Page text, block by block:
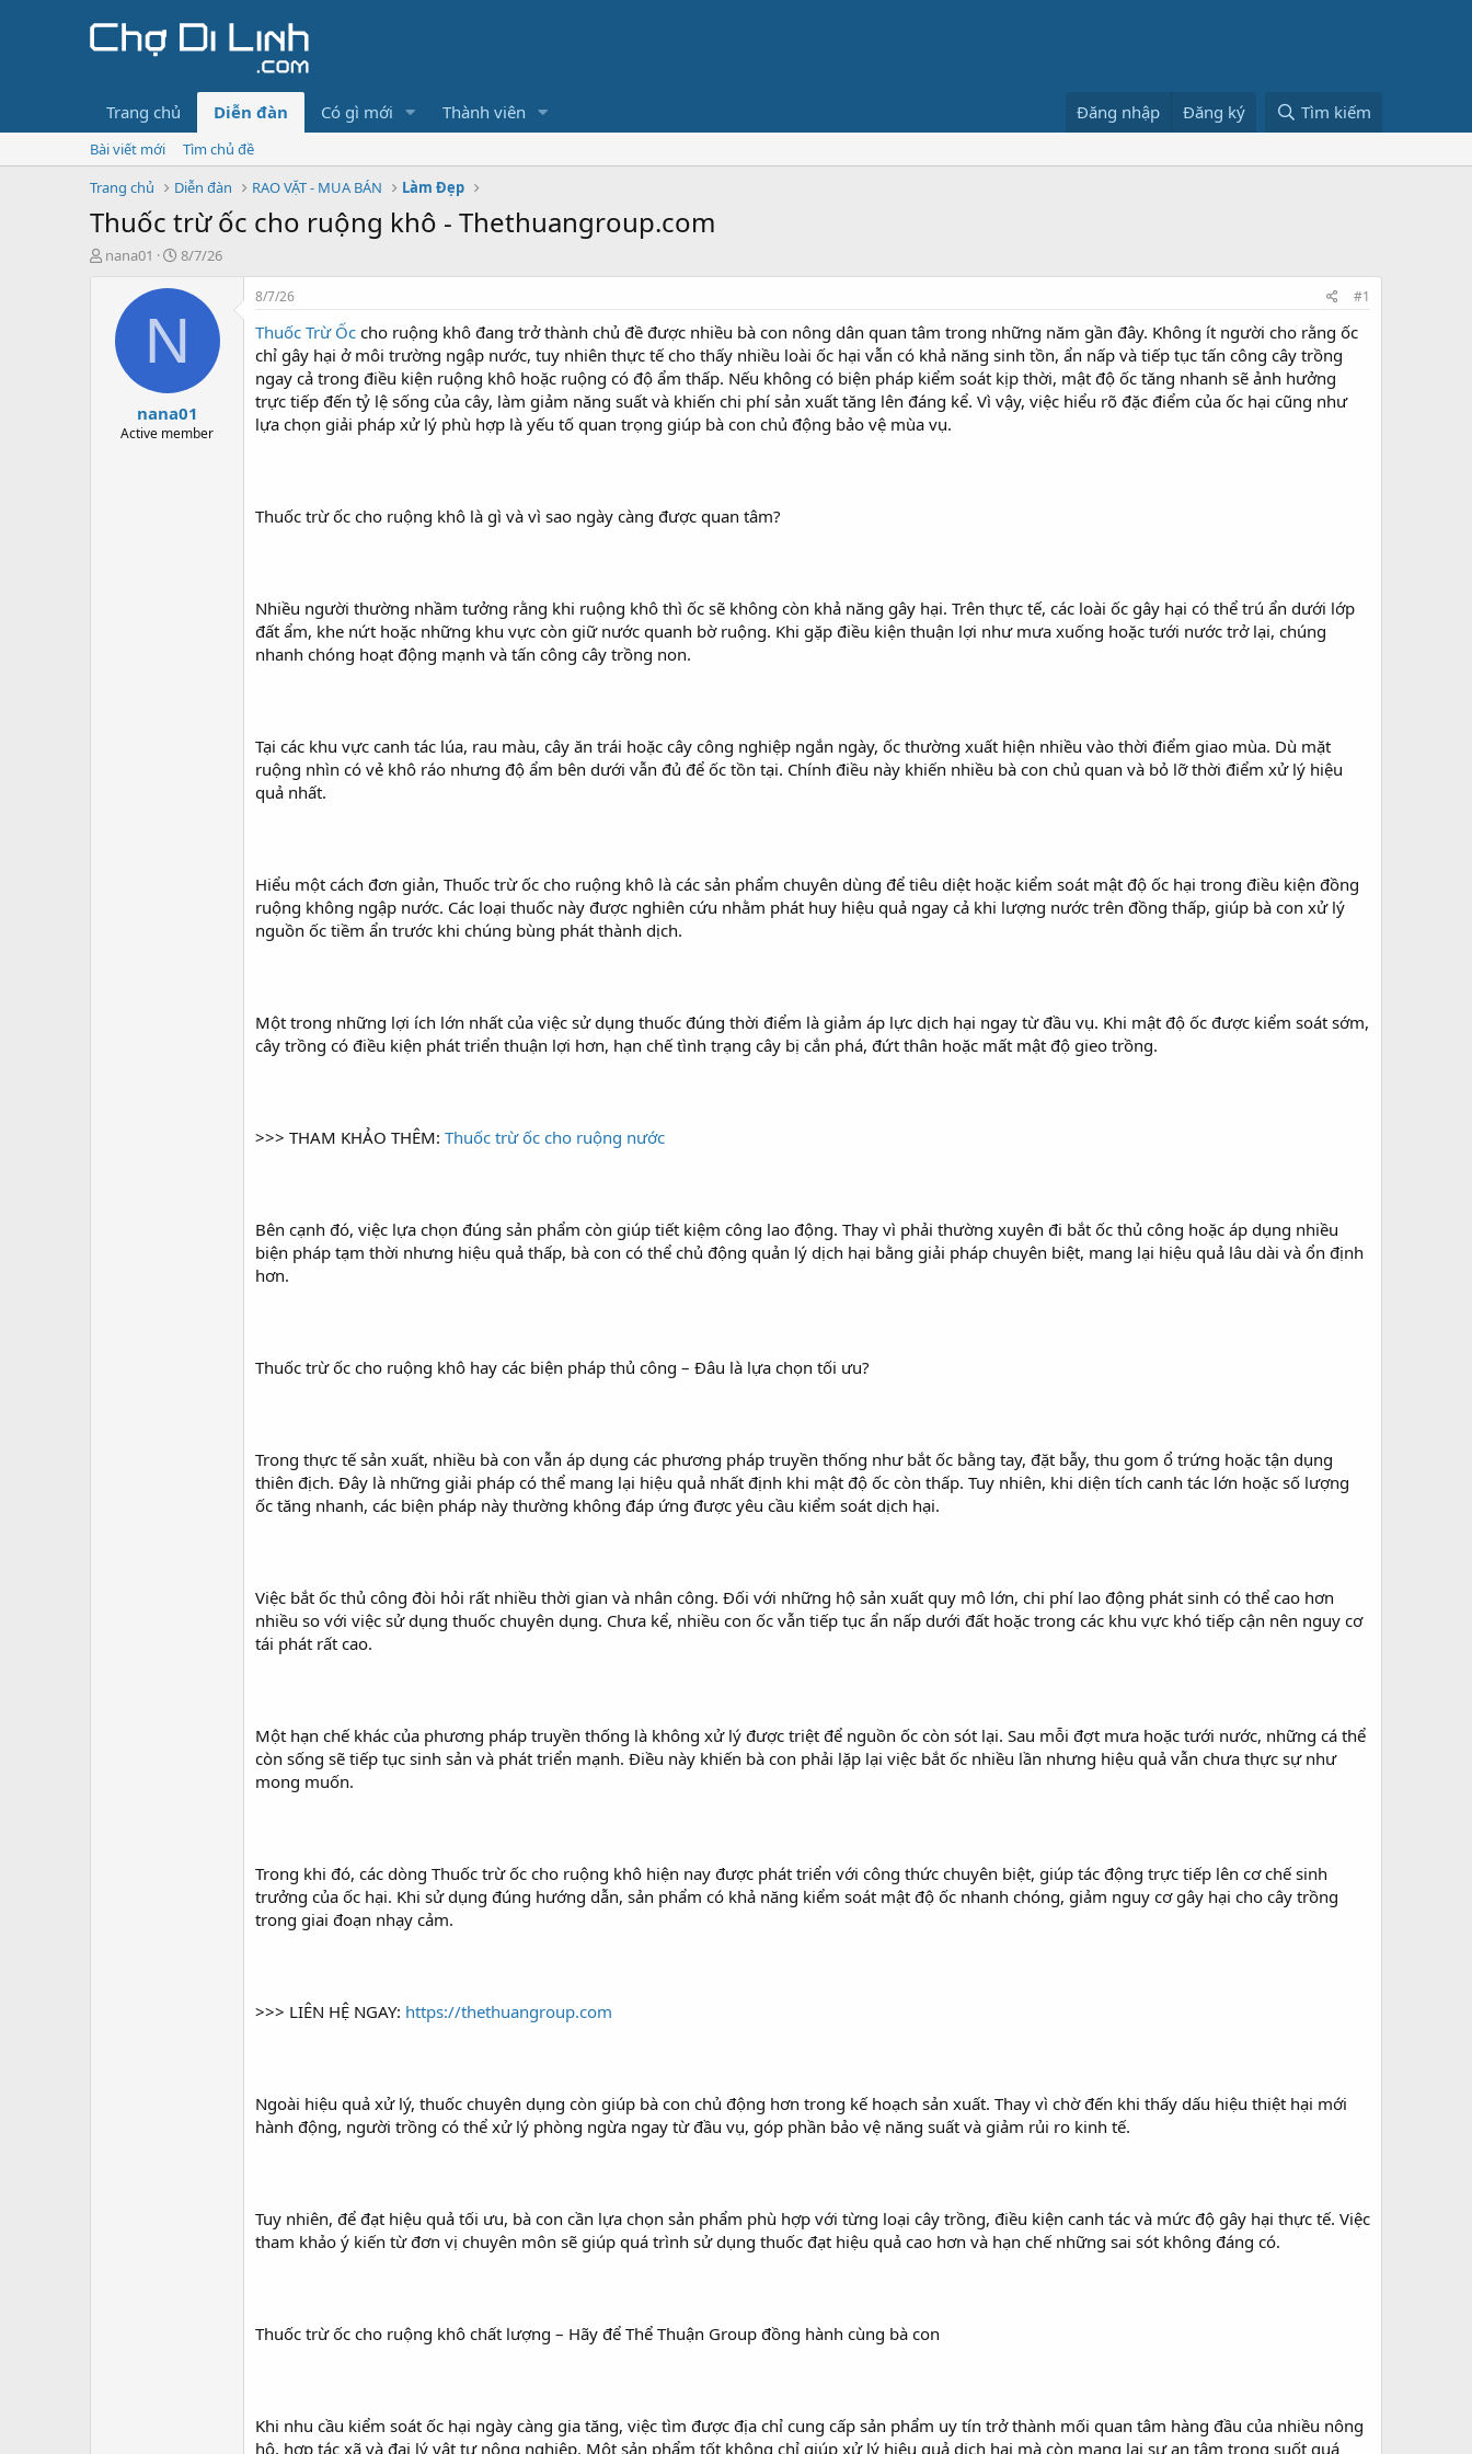
Trang chủ Diễn đàn Có gì mới Thành viên Đăng nhập Đăng ký Tìm kiếm
Bài viết mới
Tìm chủ đề
Trang chủ
Diễn đàn RAO VẶT - MUA BÁN Làm Đẹp
Thuốc trừ ốc cho ruộng khô - Thethuangroup.com
T
nana01
N
à
ử
8/7/26
N
nana01
Active member
8/7/26 #1
Thuốc Trừ Ốc cho ruộng khô đang trở thành chủ đề được nhiều bà con nông dân quan tâm trong những năm gần đây. Không ít người cho rằng ốc
chỉ gây hại ở môi trường ngập nước, tuy nhiên thực tế cho thấy nhiều loài ốc hại vẫn có khả năng sinh tồn, ẩn nấp và tiếp tục tấn công cây trồng
ngay cả trong điều kiện ruộng khô hoặc ruộng có độ ẩm thấp. Nếu không có biện pháp kiểm soát kịp thời, mật độ ốc tăng nhanh sẽ ảnh hưởng
trực tiếp đến tỷ lệ sống của cây, làm giảm năng suất và khiến chi phí sản xuất tăng lên đáng kể. Vì vậy, việc hiểu rõ đặc điểm của ốc hại cũng như
lựa chọn giải pháp xử lý phù hợp là yếu tố quan trọng giúp bà con chủ động bảo vệ mùa vụ.
Thuốc trừ ốc cho ruộng khô là gì và vì sao ngày càng được quan tâm?
Nhiều người thường nhầm tưởng rằng khi ruộng khô thì ốc sẽ không còn khả năng gây hại. Trên thực tế, các loài ốc gây hại có thể trú ẩn dưới lớp
đất ẩm, khe nứt hoặc những khu vực còn giữ nước quanh bờ ruộng. Khi gặp điều kiện thuận lợi như mưa xuống hoặc tưới nước trở lại, chúng
nhanh chóng hoạt động mạnh và tấn công cây trồng non.
Tại các khu vực canh tác lúa, rau màu, cây ăn trái hoặc cây công nghiệp ngắn ngày, ốc thường xuất hiện nhiều vào thời điểm giao mùa. Dù mặt
ruộng nhìn có vẻ khô ráo nhưng độ ẩm bên dưới vẫn đủ để ốc tồn tại. Chính điều này khiến nhiều bà con chủ quan và bỏ lỡ thời điểm xử lý hiệu
quả nhất.
Hiểu một cách đơn giản, Thuốc trừ ốc cho ruộng khô là các sản phẩm chuyên dùng để tiêu diệt hoặc kiểm soát mật độ ốc hại trong điều kiện đồng
ruộng không ngập nước. Các loại thuốc này được nghiên cứu nhằm phát huy hiệu quả ngay cả khi lượng nước trên đồng thấp, giúp bà con xử lý
nguồn ốc tiềm ẩn trước khi chúng bùng phát thành dịch.
Một trong những lợi ích lớn nhất của việc sử dụng thuốc đúng thời điểm là giảm áp lực dịch hại ngay từ đầu vụ. Khi mật độ ốc được kiểm soát sớm,
cây trồng có điều kiện phát triển thuận lợi hơn, hạn chế tình trạng cây bị cắn phá, đứt thân hoặc mất mật độ gieo trồng.
>>> THAM KHẢO THÊM: Thuốc trừ ốc cho ruộng nước
Bên cạnh đó, việc lựa chọn đúng sản phẩm còn giúp tiết kiệm công lao động. Thay vì phải thường xuyên đi bắt ốc thủ công hoặc áp dụng nhiều
biện pháp tạm thời nhưng hiệu quả thấp, bà con có thể chủ động quản lý dịch hại bằng giải pháp chuyên biệt, mang lại hiệu quả lâu dài và ổn định
hơn.
Thuốc trừ ốc cho ruộng khô hay các biện pháp thủ công – Đâu là lựa chọn tối ưu?
Trong thực tế sản xuất, nhiều bà con vẫn áp dụng các phương pháp truyền thống như bắt ốc bằng tay, đặt bẫy, thu gom ổ trứng hoặc tận dụng
thiên địch. Đây là những giải pháp có thể mang lại hiệu quả nhất định khi mật độ ốc còn thấp. Tuy nhiên, khi diện tích canh tác lớn hoặc số lượng
ốc tăng nhanh, các biện pháp này thường không đáp ứng được yêu cầu kiểm soát dịch hại.
Việc bắt ốc thủ công đòi hỏi rất nhiều thời gian và nhân công. Đối với những hộ sản xuất quy mô lớn, chi phí lao động phát sinh có thể cao hơn
nhiều so với việc sử dụng thuốc chuyên dụng. Chưa kể, nhiều con ốc vẫn tiếp tục ẩn nấp dưới đất hoặc trong các khu vực khó tiếp cận nên nguy cơ
tái phát rất cao.
Một hạn chế khác của phương pháp truyền thống là không xử lý được triệt để nguồn ốc còn sót lại. Sau mỗi đợt mưa hoặc tưới nước, những cá thể
còn sống sẽ tiếp tục sinh sản và phát triển mạnh. Điều này khiến bà con phải lặp lại việc bắt ốc nhiều lần nhưng hiệu quả vẫn chưa thực sự như
mong muốn.
Trong khi đó, các dòng Thuốc trừ ốc cho ruộng khô hiện nay được phát triển với công thức chuyên biệt, giúp tác động trực tiếp lên cơ chế sinh
trưởng của ốc hại. Khi sử dụng đúng hướng dẫn, sản phẩm có khả năng kiểm soát mật độ ốc nhanh chóng, giảm nguy cơ gây hại cho cây trồng
trong giai đoạn nhạy cảm.
>>> LIÊN HỆ NGAY: https://thethuangroup.com
Ngoài hiệu quả xử lý, thuốc chuyên dụng còn giúp bà con chủ động hơn trong kế hoạch sản xuất. Thay vì chờ đến khi thấy dấu hiệu thiệt hại mới
hành động, người trồng có thể xử lý phòng ngừa ngay từ đầu vụ, góp phần bảo vệ năng suất và giảm rủi ro kinh tế.
Tuy nhiên, để đạt hiệu quả tối ưu, bà con cần lựa chọn sản phẩm phù hợp với từng loại cây trồng, điều kiện canh tác và mức độ gây hại thực tế. Việc
tham khảo ý kiến từ đơn vị chuyên môn sẽ giúp quá trình sử dụng thuốc đạt hiệu quả cao hơn và hạn chế những sai sót không đáng có.
Thuốc trừ ốc cho ruộng khô chất lượng – Hãy để Thể Thuận Group đồng hành cùng bà con
Khi nhu cầu kiểm soát ốc hại ngày càng gia tăng, việc tìm được địa chỉ cung cấp sản phẩm uy tín trở thành mối quan tâm hàng đầu của nhiều nông
hộ, hợp tác xã và đại lý vật tư nông nghiệp. Một sản phẩm tốt không chỉ giúp xử lý hiệu quả dịch hại mà còn mang lại sự an tâm trong suốt quá